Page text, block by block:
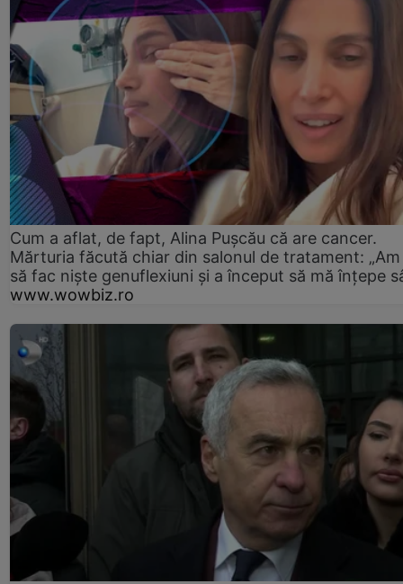
Cum a aflat, de fapt, Alina Pușcău că are cancer.
Mărturia făcută chiar din salonul de tratament:
să fac niște genuflexiuni și a început să mă înțepe
www.wowbiz.ro